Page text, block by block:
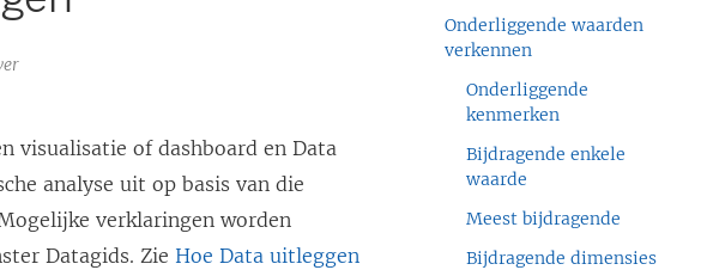
visualisatie of dashboard en Data
analyse uit op basis van die
verklaringen worden
Datagids. ZieHoe Data uitleggen
Onderliggende waarden
verkennen
Onderliggende
kenmerken
Bijdragende enkele
waarde
Meest bijdragende
Bijdragende dimensies